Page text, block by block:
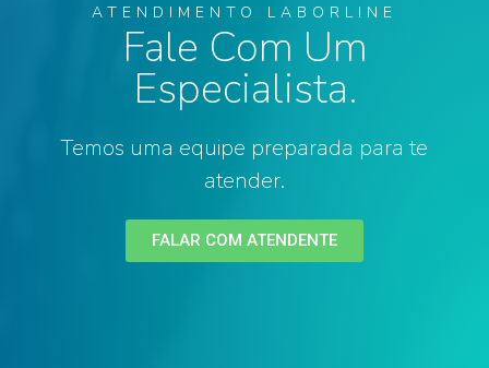
ATENDIMENTO LABORLINE
Fale Com Um
Especialista.
Temos uma equipe preparada para te
atender.
FALAR COM ATENDENTE